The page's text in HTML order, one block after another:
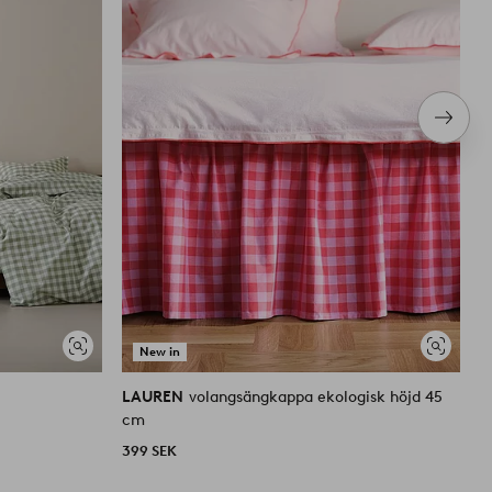
Visa
liknande
New in
Visa
liknande
LAUREN volangsängkappa ekologisk höjd 45
cm
399 SEK
Nästa